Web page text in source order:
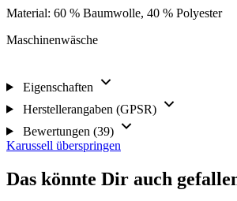
Material: 60 % Baumwolle, 40 % Polyester
Maschinenwäsche
Eigenschaften
Herstellerangaben (GPSR)
Bewertungen (39)
Karussell überspringen
Das könnte Dir auch